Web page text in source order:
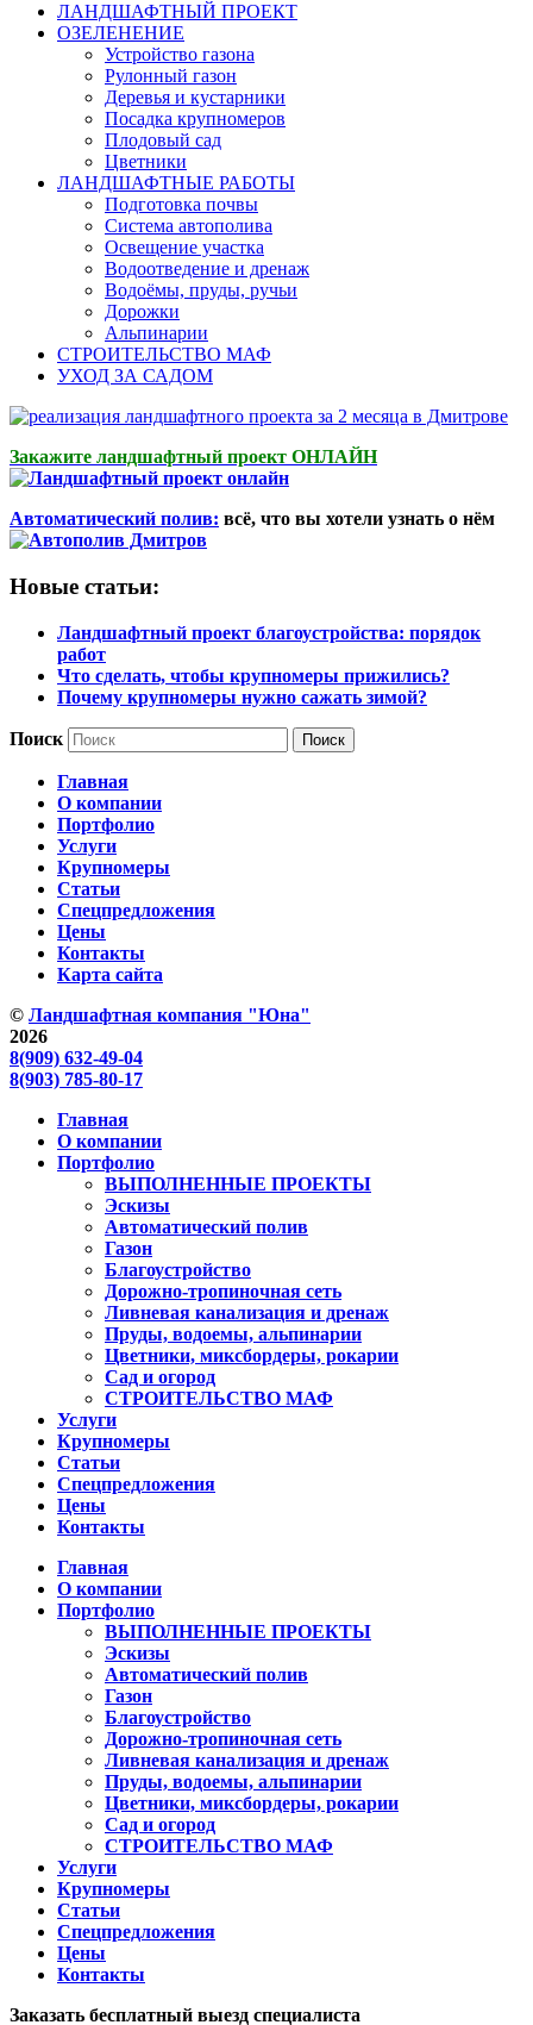
ЛАНДШАФТНЫЙ ПРОЕКТ
ОЗЕЛЕНЕНИЕ
Устройство газона
Рулонный газон
Деревья и кустарники
Посадка крупномеров
Плодовый сад
Цветники
ЛАНДШАФТНЫЕ РАБОТЫ
Подготовка почвы
Система автополива
Освещение участка
Водоотведение и дренаж
Водоёмы, пруды, ручьи
Дорожки
Альпинарии
СТРОИТЕЛЬСТВО МАФ
УХОД ЗА САДОМ
Закажите ландшафтный проект ОНЛАЙН
Автоматический полив: всё, что вы хотели узнать о нём
Новые статьи:
Ландшафтный проект благоустройства: порядок
работ
Что сделать, чтобы крупномеры прижились?
Почему крупномеры нужно сажать зимой?
Поиск
Главная
О компании
Портфолио
Услуги
Крупномеры
Статьи
Спецпредложения
Цены
Контакты
Карта сайта
© Ландшафтная компания "Юна"
2026
8(909) 632-49-04
8(903) 785-80-17
Главная
О компании
Портфолио
ВЫПОЛНЕННЫЕ ПРОЕКТЫ
Эскизы
Автоматический полив
Газон
Благоустройство
Дорожно-тропиночная сеть
Ливневая канализация и дренаж
Пруды, водоемы, альпинарии
Цветники, миксбордеры, рокарии
Сад и огород
СТРОИТЕЛЬСТВО МАФ
Услуги
Крупномеры
Статьи
Спецпредложения
Цены
Контакты
Главная
О компании
Портфолио
ВЫПОЛНЕННЫЕ ПРОЕКТЫ
Эскизы
Автоматический полив
Газон
Благоустройство
Дорожно-тропиночная сеть
Ливневая канализация и дренаж
Пруды, водоемы, альпинарии
Цветники, миксбордеры, рокарии
Сад и огород
СТРОИТЕЛЬСТВО МАФ
Услуги
Крупномеры
Статьи
Спецпредложения
Цены
Контакты
Заказать бесплатный выезд специалиста